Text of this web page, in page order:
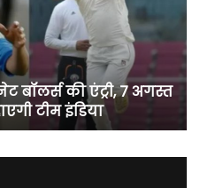
की एंट्री, 7 अगस्त
टीम इंडिया